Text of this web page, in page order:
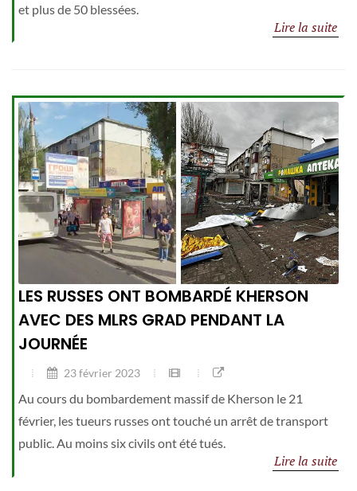
et plus de 50 blessées.
Lire la suite
LES RUSSES ONT BOMBARDÉ KHERSON
AVEC DES MLRS GRAD PENDANT LA
JOURNÉE
23 février 2023
Au cours du bombardement massif de Kherson le 21
février, les tueurs russes ont touché un arrêt de transport
public. Au moins six civils ont été tués.
Lire la suite